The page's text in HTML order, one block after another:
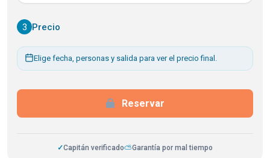
3 Precio
Elige fecha, personas y salida para ver el precio final.
Reservar
✓Capitán verificado⛅Garantía por mal tiempo